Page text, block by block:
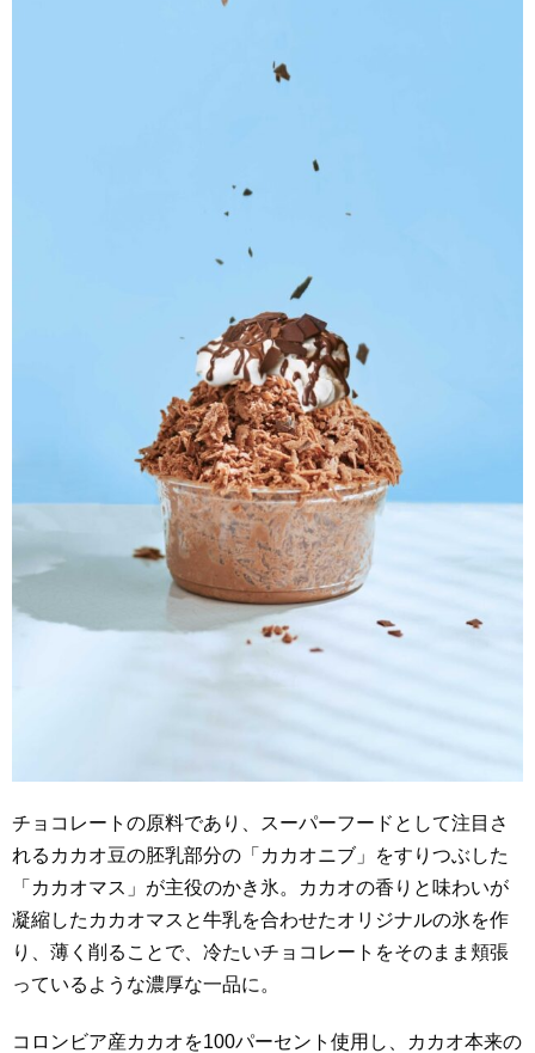
チョコレートの原料であり、スーパーフードとして注目さ
れるカカオ豆の胚乳部分の「カカオニブ」をすりつぶした
「カカオマス」が主役のかき氷。カカオの香りと味わいが
凝縮したカカオマスと牛乳を合わせたオリジナルの氷を作
り、薄く削ることで、冷たいチョコレートをそのまま頬張
っているような濃厚な一品に。
コロンビア産カカオを100パーセント使用し、カカオ本来の